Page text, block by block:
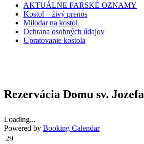
AKTUÁLNE FARSKÉ OZNAMY
Kostol – živý prenos
Milodar na kostol
Ochrana osobných údajov
Upratovanie kostola
Rezervácia Domu sv. Jozefa
Loading...
Powered by Booking Calendar
29